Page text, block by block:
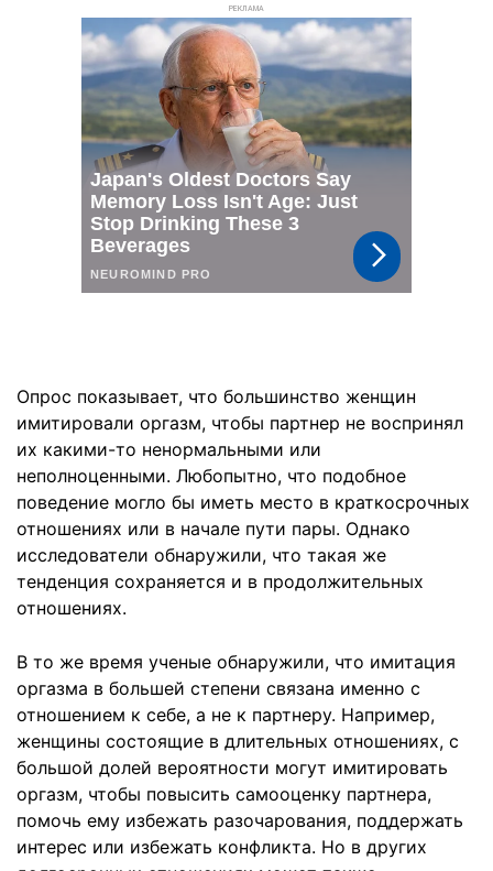
РЕКЛАМА
Опрос показывает, что большинство женщин
имитировали оргазм, чтобы партнер не воспринял
их какими-то ненормальными или
неполноценными. Любопытно, что подобное
поведение могло бы иметь место в краткосрочных
отношениях или в начале пути пары. Однако
исследователи обнаружили, что такая же
тенденция сохраняется и в продолжительных
отношениях.
В то же время ученые обнаружили, что имитация
оргазма в большей степени связана именно с
отношением к себе, а не к партнеру. Например,
женщины состоящие в длительных отношениях, с
большой долей вероятности могут имитировать
оргазм, чтобы повысить самооценку партнера,
помочь ему избежать разочарования, поддержать
интерес или избежать конфликта. Но в других